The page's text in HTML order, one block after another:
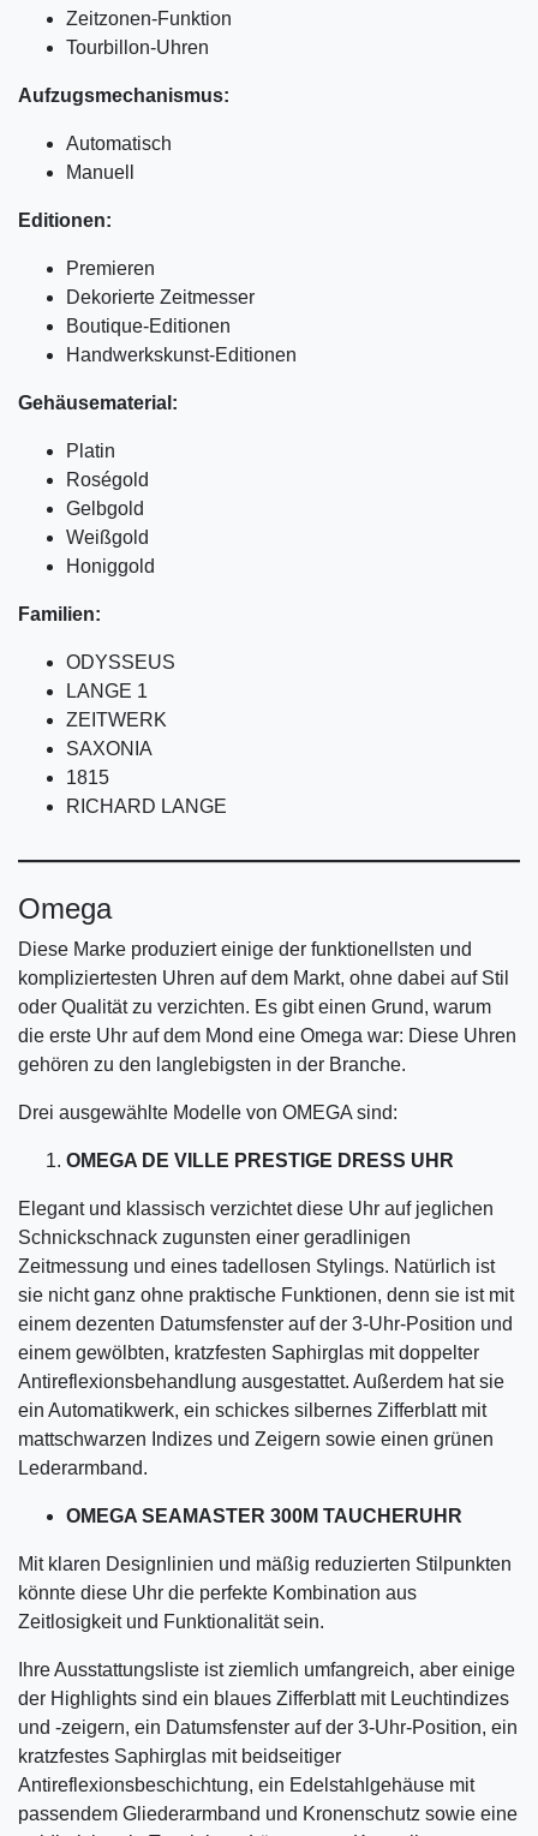
Zeitzonen-Funktion
Tourbillon-Uhren
Aufzugsmechanismus:
Automatisch
Manuell
Editionen:
Premieren
Dekorierte Zeitmesser
Boutique-Editionen
Handwerkskunst-Editionen
Gehäusematerial:
Platin
Roségold
Gelbgold
Weißgold
Honiggold
Familien:
ODYSSEUS
LANGE 1
ZEITWERK
SAXONIA
1815
RICHARD LANGE
Omega
Diese Marke produziert einige der funktionellsten und
kompliziertesten Uhren auf dem Markt, ohne dabei auf Stil
oder Qualität zu verzichten. Es gibt einen Grund, warum
die erste Uhr auf dem Mond eine Omega war: Diese Uhren
gehören zu den langlebigsten in der Branche.
Drei ausgewählte Modelle von OMEGA sind:
OMEGA DE VILLE PRESTIGE DRESS UHR
Elegant und klassisch verzichtet diese Uhr auf jeglichen
Schnickschnack zugunsten einer geradlinigen
Zeitmessung und eines tadellosen Stylings. Natürlich ist
sie nicht ganz ohne praktische Funktionen, denn sie ist mit
einem dezenten Datumsfenster auf der 3-Uhr-Position und
einem gewölbten, kratzfesten Saphirglas mit doppelter
Antireflexionsbehandlung ausgestattet. Außerdem hat sie
ein Automatikwerk, ein schickes silbernes Zifferblatt mit
mattschwarzen Indizes und Zeigern sowie einen grünen
Lederarmband.
OMEGA SEAMASTER 300M TAUCHERUHR
Mit klaren Designlinien und mäßig reduzierten Stilpunkten
könnte diese Uhr die perfekte Kombination aus
Zeitlosigkeit und Funktionalität sein.
Ihre Ausstattungsliste ist ziemlich umfangreich, aber einige
der Highlights sind ein blaues Zifferblatt mit Leuchtindizes
und -zeigern, ein Datumsfenster auf der 3-Uhr-Position, ein
kratzfestes Saphirglas mit beidseitiger
Antireflexionsbeschichtung, ein Edelstahlgehäuse mit
passendem Gliederarmband und Kronenschutz sowie eine